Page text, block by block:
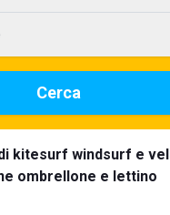
Cerca
kitesurf windsurf e
ombrellone e lettino